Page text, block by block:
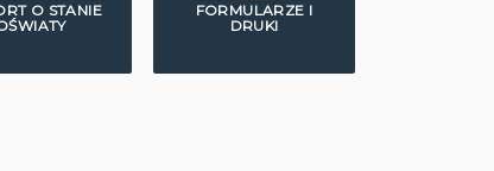
O STANIE
FORMULARZE I
DRUKI